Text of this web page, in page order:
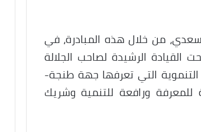
من خلال هذه المبادرة، في
القيادة الرشيدة لصاحب الجلالة
التنموية التي تعرفها جهة طنجة-
ورافعة للتنمية وشريك